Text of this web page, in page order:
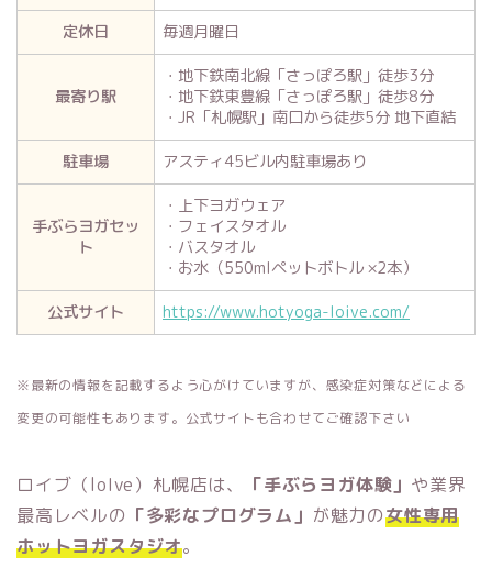
定休日
毎週月曜日
最寄り駅
・地下鉄南北線「さっぽろ駅」徒歩3分
・地下鉄東豊線「さっぽろ駅」徒歩8分
・JR「札幌駅」南口から徒歩5分 地下直結
駐車場
アスティ45ビル内駐車場あり
手ぶらヨガセッ
ト
・上下ヨガウェア
・フェイスタオル
・バスタオル
・お水（550mlペットボトル ×2本）
公式サイト
https://www.hotyoga-loive.com/
※最新の情報を記載するよう心がけていますが、感染症対策などによる
変更の可能性もあります。公式サイトも合わせてご確認下さい
ロイブ（loIve）札幌店は、 「手ぶらヨガ体験」 や業界
最高レベルの 「多彩なプログラム」 が魅力の女性専用
ホットヨガスタジオ。